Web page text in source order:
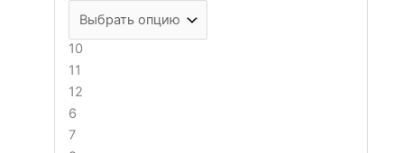
10
11
12
6
7